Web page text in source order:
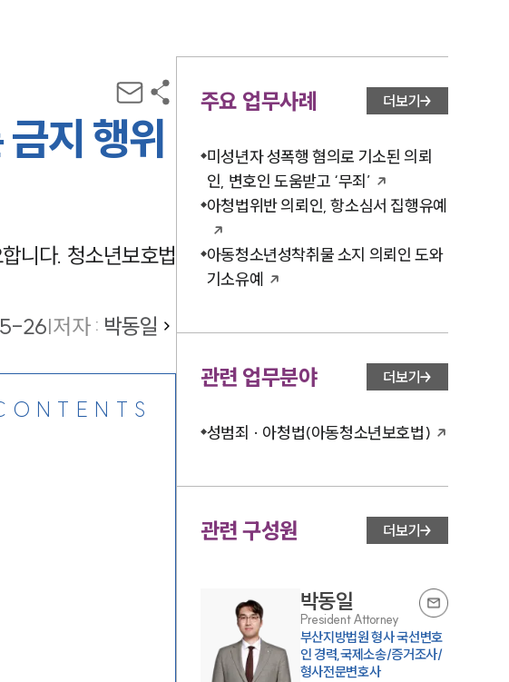
지 행위
니다. 청소년보호법
26|저자 : 박동일
주요 업무사례 더보기
미성년자 성폭행 혐의로 기소된 의뢰
인, 변호인 도움받고 ‘무죄’
아청법위반 의뢰인, 항소심서 집행유예
아동청소년성착취물 소지 의뢰인 도와
기소유예
관련 업무분야 더보기
성범죄 · 아청법(아동청소년보호법)
관련 구성원 더보기
박동일
President Attorney
부산지방법원 형사 국선변호
인 경력,국제소송/증거조사/
형사전문변호사